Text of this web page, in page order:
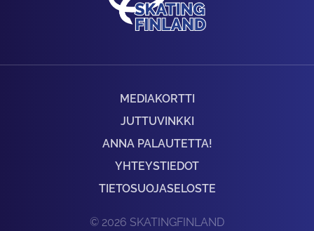
MEDIAKORTTI
JUTTUVINKKI
ANNA PALAUTETTA!
YHTEYSTIEDOT
TIETOSUOJASELOSTE
© 2026 SKATINGFINLAND